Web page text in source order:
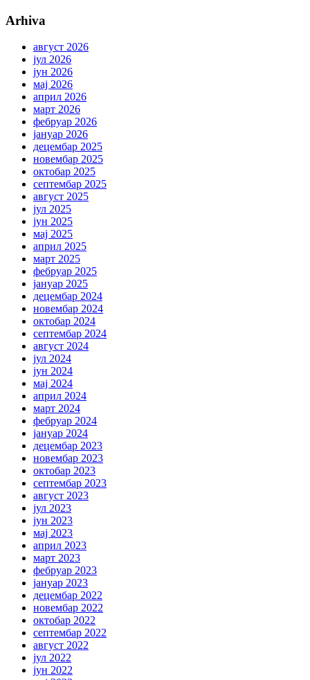
Arhiva
август 2026
јул 2026
јун 2026
мај 2026
април 2026
март 2026
фебруар 2026
јануар 2026
децембар 2025
новембар 2025
октобар 2025
септембар 2025
август 2025
јул 2025
јун 2025
мај 2025
април 2025
март 2025
фебруар 2025
јануар 2025
децембар 2024
новембар 2024
октобар 2024
септембар 2024
август 2024
јул 2024
јун 2024
мај 2024
април 2024
март 2024
фебруар 2024
јануар 2024
децембар 2023
новембар 2023
октобар 2023
септембар 2023
август 2023
јул 2023
јун 2023
мај 2023
април 2023
март 2023
фебруар 2023
јануар 2023
децембар 2022
новембар 2022
октобар 2022
септембар 2022
август 2022
јул 2022
јун 2022